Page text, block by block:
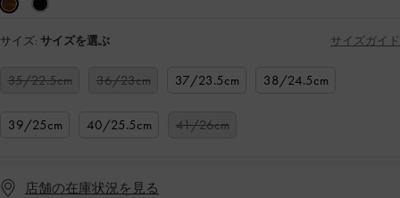
サイズ: サイズを選ぶ サイズガイド
35/22.5cm 36/23cm 37/23.5cm 38/24.5cm
39/25cm 40/25.5cm 41/26cm
店舗の在庫状況を見る